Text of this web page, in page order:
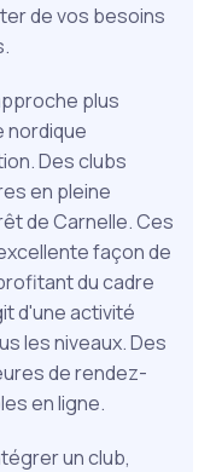
de vos besoins
plus
nordique
Des clubs
en pleine
de Carnelle. Ces
façon de
du cadre
d'une activité
les niveaux. Des
de rendez-
en ligne.
un club,